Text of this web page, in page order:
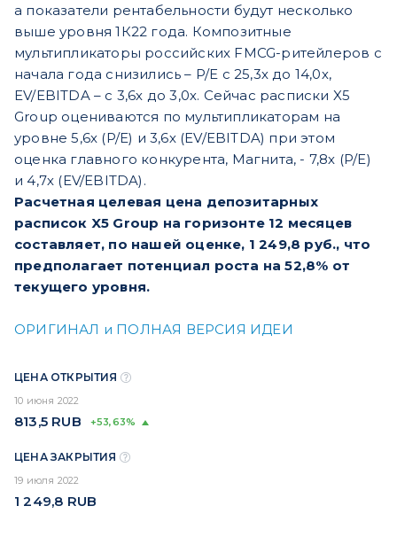
а показатели рентабельности будут несколько
выше уровня 1К22 года. Композитные
мультипликаторы российских FMCG-ритейлеров с
начала года снизились – P/E с 25,3х до 14,0х,
EV/EBITDA – с 3,6х до 3,0х. Сейчас расписки X5
Group оцениваются по мультипликаторам на
уровне 5,6х (P/E) и 3,6х (EV/EBITDA) при этом
оценка главного конкурента, Магнита, - 7,8х (P/E)
и 4,7х (EV/EBITDA).
Расчетная целевая цена депозитарных
расписок X5 Group на горизонте 12 месяцев
составляет, по нашей оценке, 1 249,8 руб., что
предполагает потенциал роста на 52,8% от
текущего уровня.
ОРИГИНАЛ и ПОЛНАЯ ВЕРСИЯ ИДЕИ
ЦЕНА ОТКРЫТИЯ
10 июня 2022
813,5 RUB +53,63%
ЦЕНА ЗАКРЫТИЯ
19 июля 2022
1 249,8 RUB